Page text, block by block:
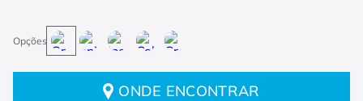
ONDE ENCONTRAR